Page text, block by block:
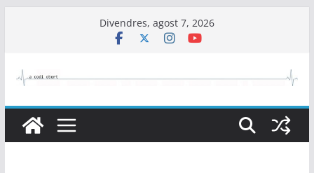
Divendres, agost 7, 2026